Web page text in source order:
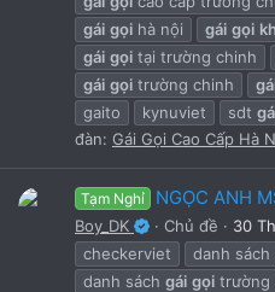
gái gọi hà nội gái gọi
gái gọi tại trường chinh
gái gọi trường chinh
gaito
kynuviet sdt
đàn: Gái Gọi Cao Cấp Hà
Tạm Nghỉ NGỌC ANH
Boy_DK Chủ đề 30
checkerviet
danh sách
danh sách gái gọi trường